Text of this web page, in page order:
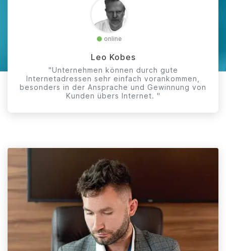
online
Leo Kobes
"Unternehmen können durch gute
Internetadressen sehr einfach vorankommen,
besonders in der Ansprache und Gewinnung von
Kunden übers Internet. "